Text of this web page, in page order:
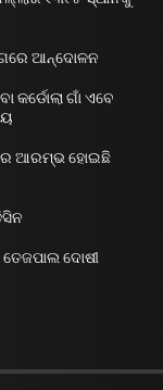
ଆନ୍ଦୋଳନ
କର୍ଡୋଲା ଗାଁ ଏବେ
ଆରମ୍ଭ ହୋଇଛି
ଦୋଷୀ